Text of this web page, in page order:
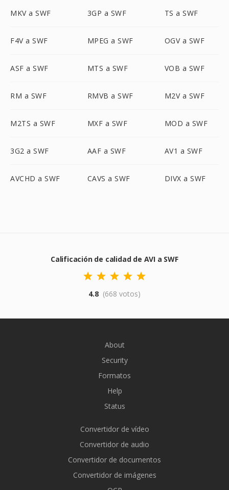
MKV a SWF 3GP a SWF TS a SWF
F4V a SWF MPEG a SWF OGV a SWF
ASF a SWF MTS a SWF VOB a SWF
RM a SWF RMVB a SWF M2V a SWF
M2TS a SWF MXF a SWF MOD a SWF
3G2 a SWF AAF a SWF AV1 a SWF
AVCHD a SWF CAVS a SWF DIVX a SWF
Calificación de calidad de AVI a SWF
4.8 (668 votos)
About
Security
Formatos
Help
Status
Convertidor de vídeo
Convertidor de audio
Convertidor de documentos
Convertidor de imágenes